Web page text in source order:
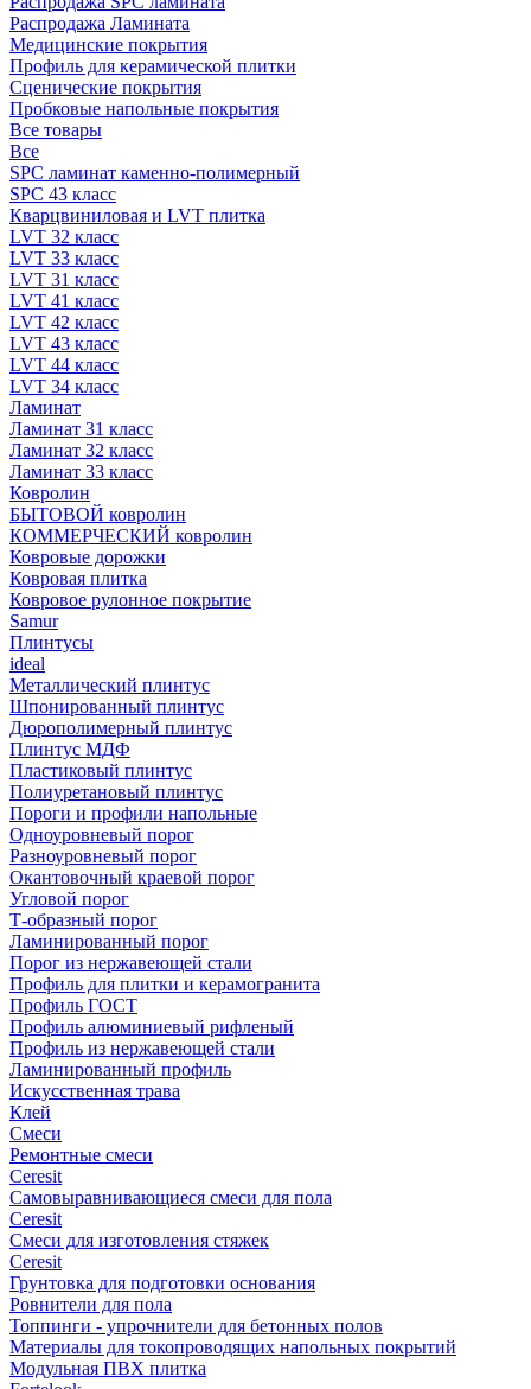
Распродажа Ламината
Медицинские покрытия
Профиль для керамической плитки
Сценические покрытия
Пробковые напольные покрытия
Все товары
Все
SPC ламинат каменно-полимерный
SPC 43 класс
Кварцвиниловая и LVT плитка
LVT 32 класс
LVT 33 класс
LVT 31 класс
LVT 41 класс
LVT 42 класс
LVT 43 класс
LVT 44 класс
LVT 34 класс
Ламинат
Ламинат 31 класс
Ламинат 32 класс
Ламинат 33 класс
Ковролин
БЫТОВОЙ ковролин
КОММЕРЧЕСКИЙ ковролин
Ковровые дорожки
Ковровая плитка
Ковровое рулонное покрытие
Samur
Плинтусы
ideal
Металлический плинтус
Шпонированный плинтус
Дюрополимерный плинтус
Плинтус МДФ
Пластиковый плинтус
Полиуретановый плинтус
Пороги и профили напольные
Одноуровневый порог
Разноуровневый порог
Окантовочный краевой порог
Угловой порог
Т-образный порог
Ламинированный порог
Порог из нержавеющей стали
Профиль для плитки и керамогранита
Профиль ГОСТ
Профиль алюминиевый рифленый
Профиль из нержавеющей стали
Ламинированный профиль
Искусственная трава
Клей
Смеси
Ремонтные смеси
Ceresit
Самовыравнивающиеся смеси для пола
Ceresit
Смеси для изготовления стяжек
Ceresit
Грунтовка для подготовки основания
Ровнители для пола
Топпинги - упрочнители для бетонных полов
Материалы для токопроводящих напольных покрытий
Модульная ПВХ плитка